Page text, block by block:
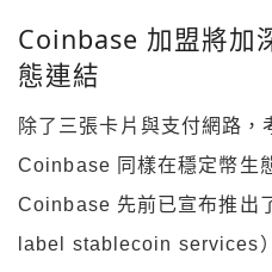
Coinbase 加盟將加
態連結
除了三張卡片與支付網路，
Coinbase 同樣在穩定幣生
Coinbase 先前已宣布推出
label stablecoin services